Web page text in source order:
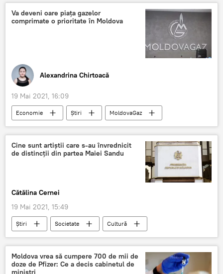
Va deveni oare piața gazelor
comprimate o prioritate în Moldova
Alexandrina Chirtoacă
19 Mai 2021, 16:09
Economie Știri
MoldovaGaz
gaz
combustibil
Cine sunt artiștii care s-au învrednicit
de distincții din partea Maiei Sandu
Cătălina Cernei
19 Mai 2021, 15:49
Știri Societate
Cultură
artiști
premii Maia Sandu
Moldova vrea să cumpere 700 de mii de
doze de Pfizer: Ce a decis cabinetul de
miniștri